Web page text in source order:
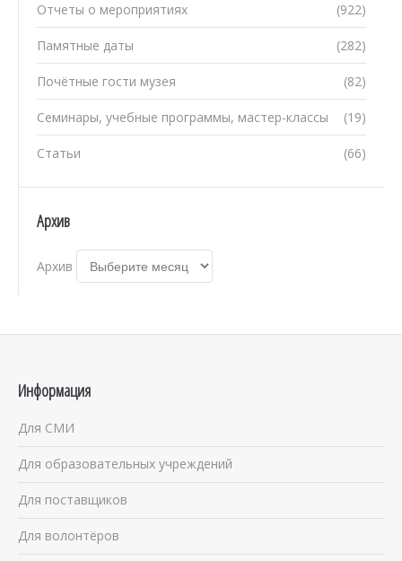
(922)
Отчеты о мероприятиях
(282)
Памятные даты
(82)
Почётные гости музея
(19)
Семинары, учебные программы, мастер-классы
(66)
Статьи
Архив
Архив
Информация
Для СМИ
Для образовательных учреждений
Для поставщиков
Для волонтёров